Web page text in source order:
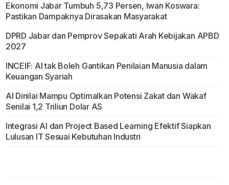
Ekonomi Jabar Tumbuh 5,73 Persen, Iwan Koswara:
Pastikan Dampaknya Dirasakan Masyarakat
DPRD Jabar dan Pemprov Sepakati Arah Kebijakan APBD
2027
INCEIF: AI tak Boleh Gantikan Penilaian Manusia dalam
Keuangan Syariah
AI Dinilai Mampu Optimalkan Potensi Zakat dan Wakaf
Senilai 1,2 Triliun Dolar AS
Integrasi AI dan Project Based Learning Efektif Siapkan
Lulusan IT Sesuai Kebutuhan Industri